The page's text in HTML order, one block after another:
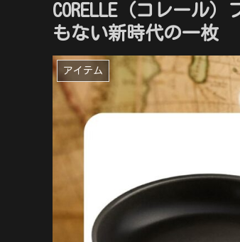
CORELLE（コレール
もない新時代の一枚
アイテム